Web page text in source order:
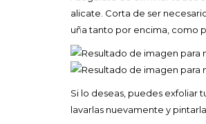
alicate. Corta de ser
uña tanto por encima, como
Si lo deseas, puedes exfoliar
lavarlas nuevamente y